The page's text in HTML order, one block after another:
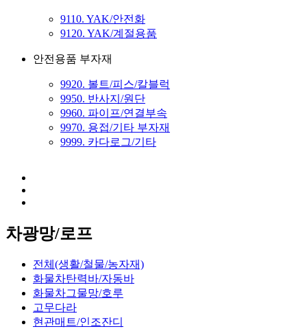
9110. YAK/안전화
9120. YAK/계절용품
안전용품 부자재
9920. 볼트/피스/칼블럭
9950. 반사지/원단
9960. 파이프/연결부속
9970. 용접/기타 부자재
9999. 카다로그/기타
차광망/로프
전체(생활/철물/농자재)
화물차탄력바/자동바
화물차그물망/호루
고무다라
현관매트/인조잔디